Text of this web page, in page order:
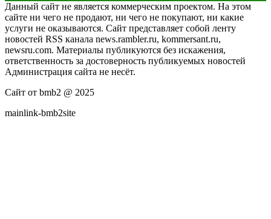
Данный сайт не является коммерческим проектом. На этом
сайте ни чего не продают, ни чего не покупают, ни какие
услуги не оказываются. Сайт представляет собой ленту
новостей RSS канала news.rambler.ru, kommersant.ru,
newsru.com. Материалы публикуются без искажения,
ответственность за достоверность публикуемых новостей
Администрация сайта не несёт.
Сайт от bmb2 @ 2025
mainlink-bmb2site